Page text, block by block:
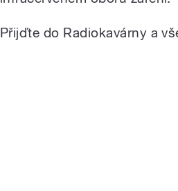
Přijďte do Radiokavárny a